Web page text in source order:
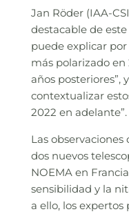
Jan Röder (IAA-
destacable de
puede explicar
más polarizado en
años posteriores”,
contextualizar
2022 en adelante”.
Las observaciones
dos nuevos
NOEMA en
sensibilidad y la
a ello, los